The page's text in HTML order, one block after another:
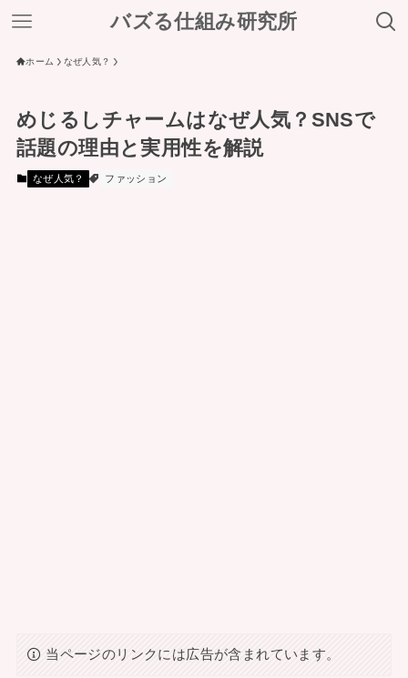
バズる仕組み研究所
ホーム なぜ人気？
めじるしチャームはなぜ人気？SNSで
話題の理由と実用性を解説
なぜ人気？ ファッション
当ページのリンクには広告が含まれています。